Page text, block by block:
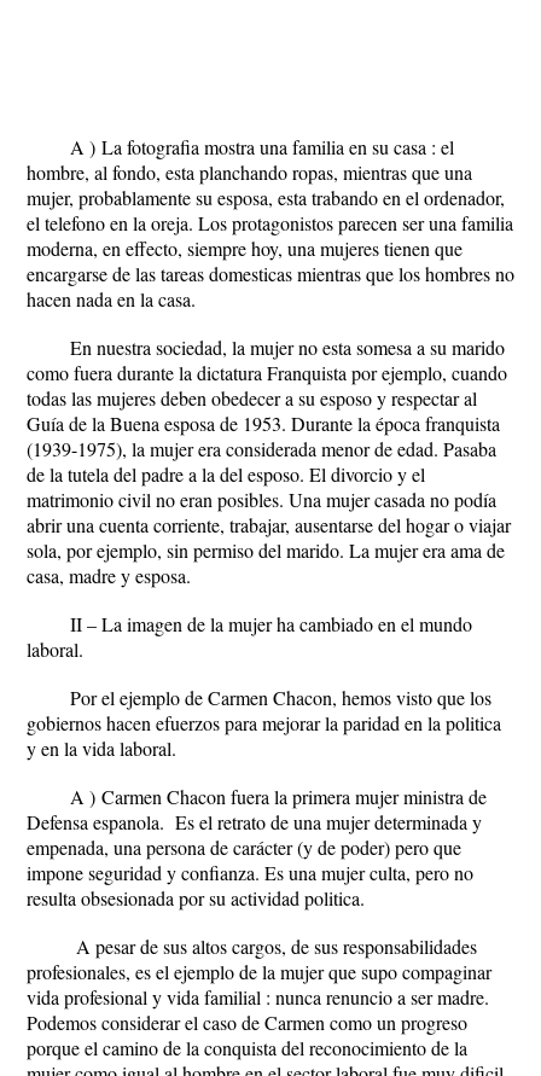
A ) La fotografia mostra una familia en su casa : el
hombre, al fondo, esta planchando ropas, mientras que una
mujer, probablamente su esposa, esta trabando en el ordenador,
el telefono en la oreja. Los protagonistos parecen ser una familia
moderna, en effecto, siempre hoy, una mujeres tienen que
encargarse de las tareas domesticas mientras que los hombres no
hacen nada en la casa.
En nuestra sociedad, la mujer no esta somesa a su marido
como fuera durante la dictatura Franquista por ejemplo, cuando
todas las mujeres deben obedecer a su esposo y respectar al
Guía de la Buena esposa de 1953. Durante la época franquista
(1939-1975), la mujer era considerada menor de edad. Pasaba
de la tutela del padre a la del esposo. El divorcio y el
matrimonio civil no eran posibles. Una mujer casada no podía
abrir una cuenta corriente, trabajar, ausentarse del hogar o viajar
sola, por ejemplo, sin permiso del marido. La mujer era ama de
casa, madre y esposa.
II – La imagen de la mujer ha cambiado en el mundo
laboral.
Por el ejemplo de Carmen Chacon, hemos visto que los
gobiernos hacen efuerzos para mejorar la paridad en la politica
y en la vida laboral.
A ) Carmen Chacon fuera la primera mujer ministra de
Defensa espanola. Es el retrato de una mujer determinada y
empenada, una persona de carácter (y de poder) pero que
impone seguridad y confianza. Es una mujer culta, pero no
resulta obsesionada por su actividad politica.
A pesar de sus altos cargos, de sus responsabilidades
profesionales, es el ejemplo de la mujer que supo compaginar
vida profesional y vida familial : nunca renuncio a ser madre.
Podemos considerar el caso de Carmen como un progreso
porque el camino de la conquista del reconocimiento de la